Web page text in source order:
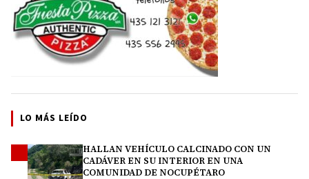
LO MÁS LEÍDO
HALLAN VEHÍCULO CALCINADO CON UN
CADÁVER EN SU INTERIOR EN UNA
COMUNIDAD DE NOCUPÉTARO